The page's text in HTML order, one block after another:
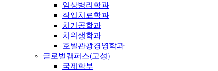
임상병리학과
작업치료학과
치기공학과
치위생학과
호텔관광경영학과
글로벌캠퍼스(고성)
국제학부